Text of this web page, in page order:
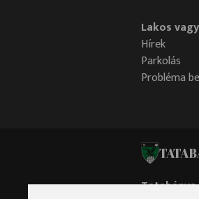
Lakos
Hírek
Parkolás
Probléma
Tatabánya